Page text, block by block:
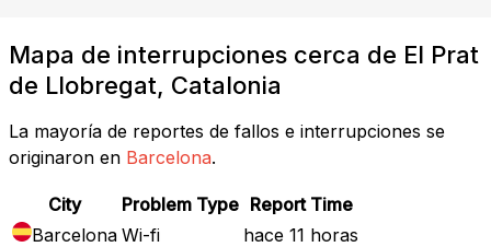
Mapa de interrupciones cerca de El Prat
de Llobregat, Catalonia
La mayoría de reportes de fallos e interrupciones se
originaron en Barcelona.
City Problem Type Report Time
Barcelona Wi-fi
hace 11 horas